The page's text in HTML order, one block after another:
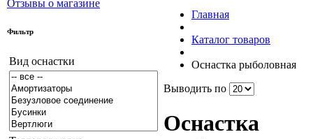
Отзывы о магазине
Фильтр
Вид оснастки
Главная
Каталог товаров
Оснастка рыболовная
Выводить по
Оснастка